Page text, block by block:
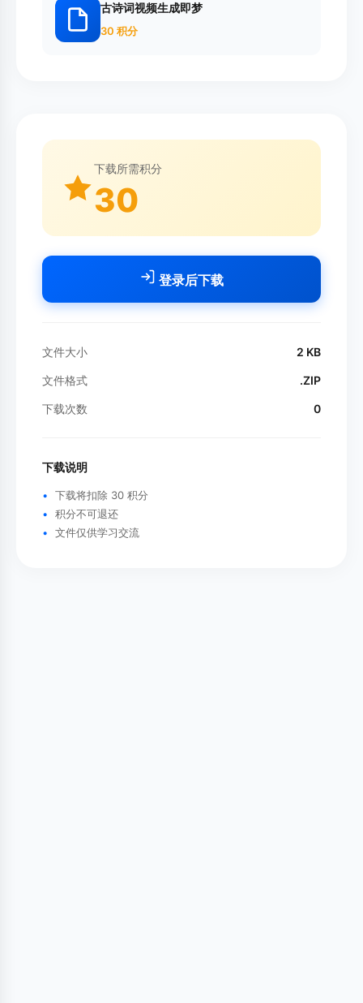
古诗词视频生成即梦
30 积分
下载所需积分
30
登录后下载
文件大小 2 KB
文件格式 .ZIP
下载次数 0
下载说明
下载将扣除 30 积分
积分不可退还
文件仅供学习交流